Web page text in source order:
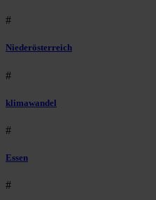
#
Niederösterreich
#
klimawandel
#
Essen
#